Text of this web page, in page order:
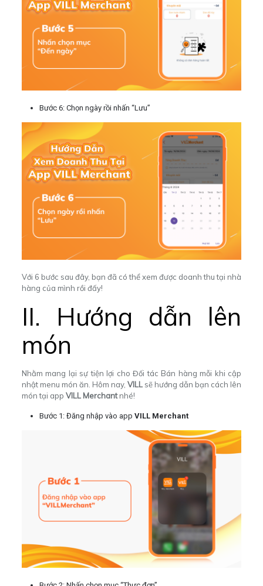
Bước 6: Chọn ngày rồi nhấn “Lưu”
Với 6 bước sau đây, bạn đã có thể xem được doanh thu tại nhà
hàng của mình rồi đấy!
II. Hướng dẫn lên
món
Nhằm mang lại sự tiện lợi cho Đối tác Bán hàng mỗi khi cập
nhật menu món ăn. Hôm nay, VILL sẽ hướng dẫn bạn cách lên
món tại app VILL Merchantnhé!
Bước 1: Đăng nhập vào app VILL Merchant